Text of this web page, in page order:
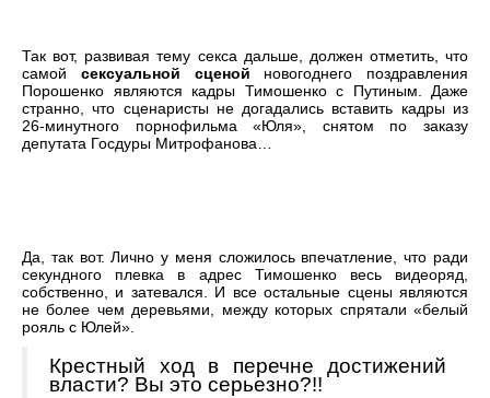
Так вот, развивая тему секса дальше, должен отметить, что
самой сексуальной сценой новогоднего поздравления
Порошенко являются кадры Тимошенко с Путиным. Даже
странно, что сценаристы не догадались вставить кадры из
26-минутного порнофильма «Юля», снятом по заказу
депутата Госдуры Митрофанова…
Да, так вот. Лично у меня сложилось впечатление, что ради
секундного плевка в адрес Тимошенко весь видеоряд,
собственно, и затевался. И все остальные сцены являются
не более чем деревьями, между которых спрятали «белый
рояль с Юлей».
Крестный ход в перечне достижений
власти? Вы это серьезно?!!